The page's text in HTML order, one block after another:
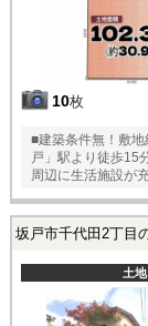
10枚
■建築条件無！敷
戸」駅より徒歩15
周辺に生活施設が
坂戸市千代田2丁目
土地